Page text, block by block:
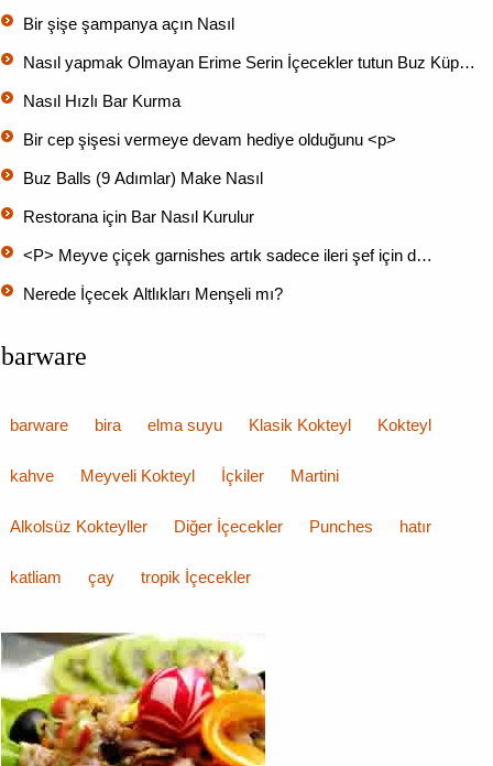
Bir şişe şampanya açın Nasıl
Nasıl yapmak Olmayan Erime Serin İçecekler tutun Buz Küp…
Nasıl Hızlı Bar Kurma
Bir cep şişesi vermeye devam hediye olduğunu <p>
Buz Balls (9 Adımlar) Make Nasıl
Restorana için Bar Nasıl Kurulur
<P> Meyve çiçek garnishes artık sadece ileri şef için d…
Nerede İçecek Altlıkları Menşeli mı?
barware
barware bira elma suyu Klasik Kokteyl Kokteyl
kahve Meyveli Kokteyl İçkiler Martini
Alkolsüz Kokteyller Diğer İçecekler Punches hatır
katliam çay tropik İçecekler